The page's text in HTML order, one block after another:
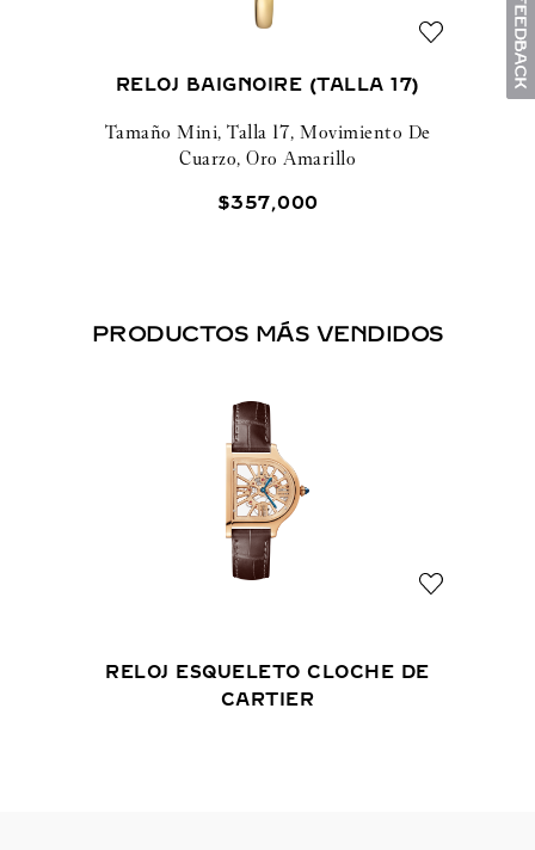
RELOJ BAIGNOIRE (TALLA 17)
Tamaño Mini, Talla 17, Movimiento De
Cuarzo, Oro Amarillo
$357,000
PRODUCTOS MÁS VENDIDOS
RELOJ ESQUELETO CLOCHE DE
CARTIER